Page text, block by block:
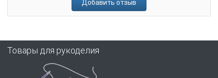
Добавить отзыв
Товары для рукоделия